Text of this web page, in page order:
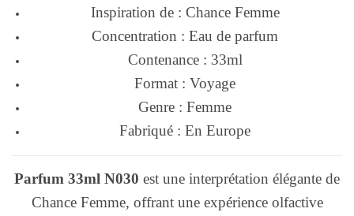
Inspiration de : Chance Femme
Concentration : Eau de parfum
Contenance : 33ml
Format : Voyage
Genre : Femme
Fabriqué : En Europe
Parfum 33ml N030 est une interprétation élégante de
Chance Femme, offrant une expérience olfactive